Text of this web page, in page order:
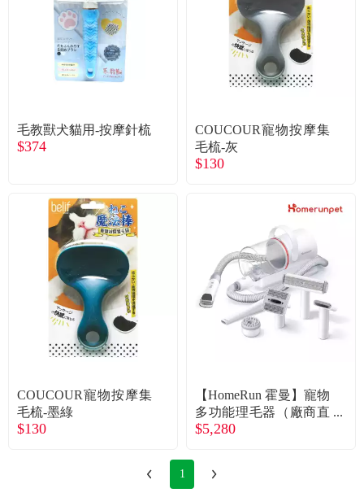
合作提案
購物流程
常見問題
毛教獸犬貓用-按摩針梳
$374
COUCOUR寵物按摩集
毛梳-灰
$130
COUCOUR寵物按摩集
毛梳-墨綠
$130
【HomeRun 霍曼】寵物
多功能理毛器（廠商直
送）
$5,280
1